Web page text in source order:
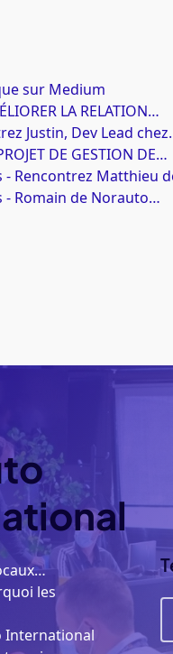
sur Medium
LA RELATION…
Justin, Dev Lead
DE GESTION DE…
- Rencontrez Matthieu
- Romain de Norauto…
les
International